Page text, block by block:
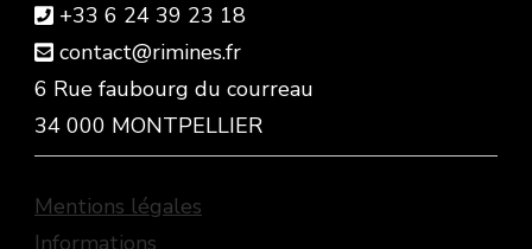
+33 6 24 39 23 18
contact@rimines.fr
6 Rue faubourg du courreau
34 000 MONTPELLIER
Mentions légales